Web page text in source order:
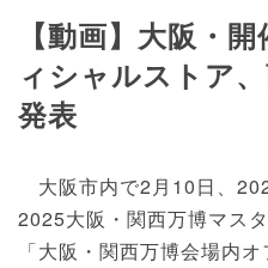
【動画】大阪・
ィシャルストア
発表
大阪市内で2月10日、
2025大阪・関西万博マス
「大阪・関西万博会場内